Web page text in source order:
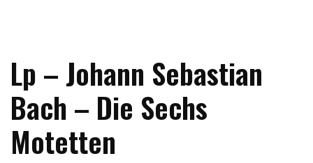
Lp – Johann Sebastian
Bach – Die Sechs
Motetten